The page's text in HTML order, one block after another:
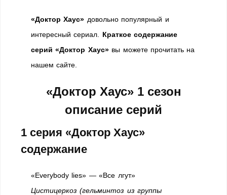
«Доктор Хаус» довольно популярный и
интересный сериал. Краткое содержание
серий «Доктор Хаус»вы можете прочитать на
нашем сайте.
«Доктор Хаус» 1 сезон
описание серий
1 серия «Доктор Хаус»
содержание
«Everybody lies» — «Все лгут»
Цистицеркоз (гельминтоз из группы